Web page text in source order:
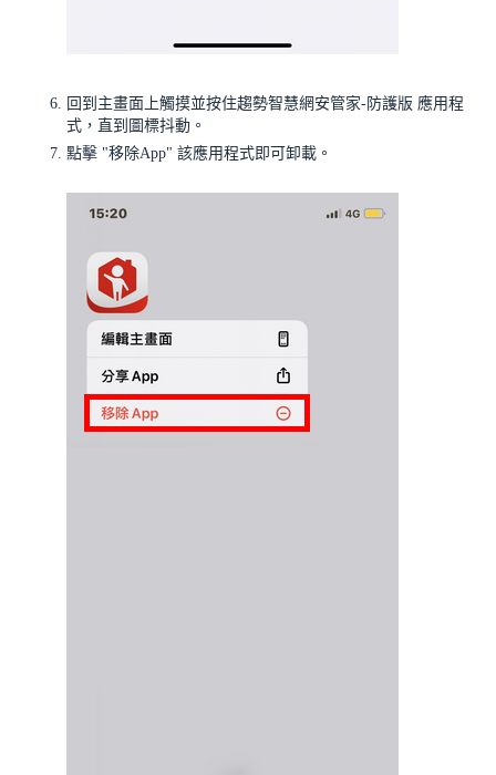
回到主畫面上觸摸並按住趨勢智慧網安管家-防護版 應用程
式，直到圖標抖動。
點擊 "移除App" 該應用程式即可卸載。